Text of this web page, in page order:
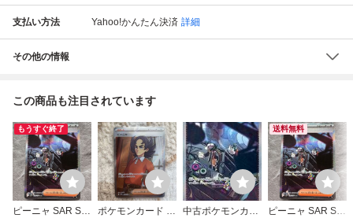
支払い方法 Yahoo!かんたん決済 詳細
その他の情報
この商品も注目されています
もうすぐ終了
ピーニャ SAR SV
ポケモンカード ピ
中古ポケモンカー
送料無料
ピーニャ SAR SV